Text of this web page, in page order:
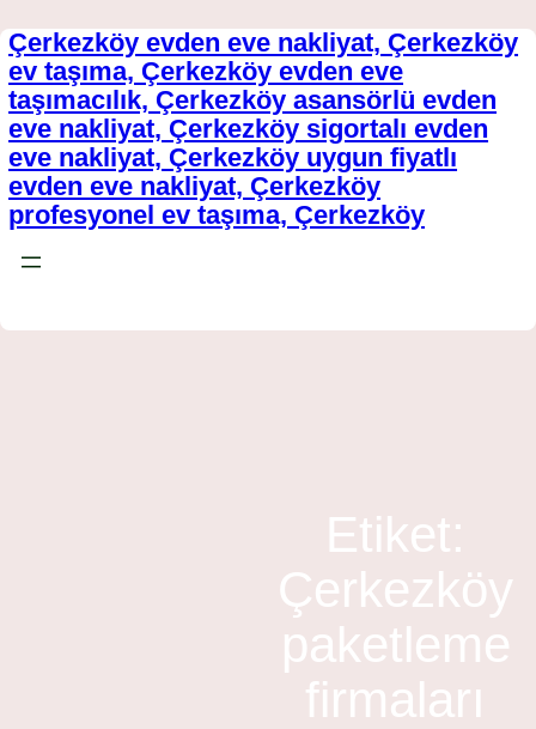
İçeriğe
geç
Çerkezköy evden eve nakliyat, Çerkezköy
ev taşıma, Çerkezköy evden eve
taşımacılık, Çerkezköy asansörlü evden
eve nakliyat, Çerkezköy sigortalı evden
eve nakliyat, Çerkezköy uygun fiyatlı
evden eve nakliyat, Çerkezköy
profesyonel ev taşıma, Çerkezköy
Etiket:
Çerkezköy
paketleme
firmaları